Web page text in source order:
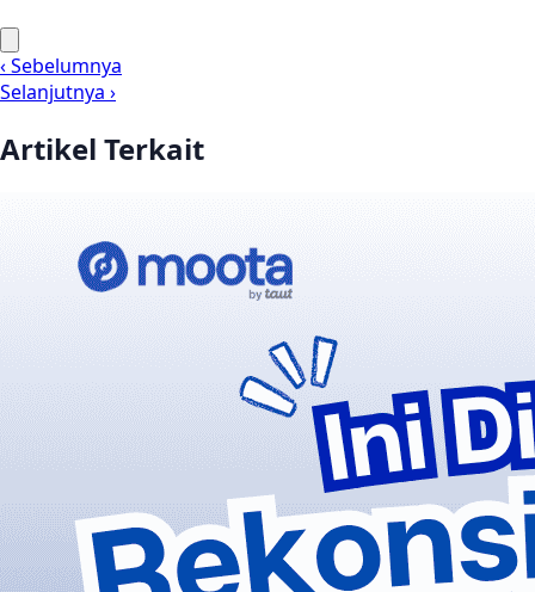
‹ Sebelumnya
Selanjutnya ›
Artikel Terkait